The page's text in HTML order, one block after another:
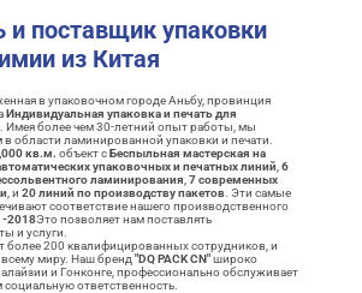
и поставщик упаковки
из Китая
в упаковочном городе Аньбу, провинция
Индивидуальная упаковка и печать для
Имея более чем 30-летний опыт работы, мы
области ламинированной упаковки и печати.
кв.м. объект сБеспыльная мастерская на
упаковочных и печатных линий 6
ламинирования 7 современных
, и 20 линий по производству пакетов . Эти самые
соответствие нашего производственного
2018Это позволяет нам поставлять
и услуги.
более 200 квалифицированных сотрудников, и
миру. Наш бренд "DQ PACK CN"широко
и Гонконге, профессионально обслуживает
ответственность.